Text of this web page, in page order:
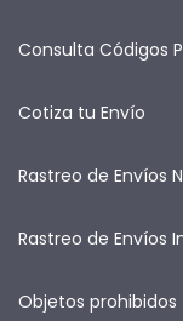
Consulta Códigos
Cotiza tu Envío
Rastreo de Envíos
Rastreo de Envíos
Objetos prohibidos